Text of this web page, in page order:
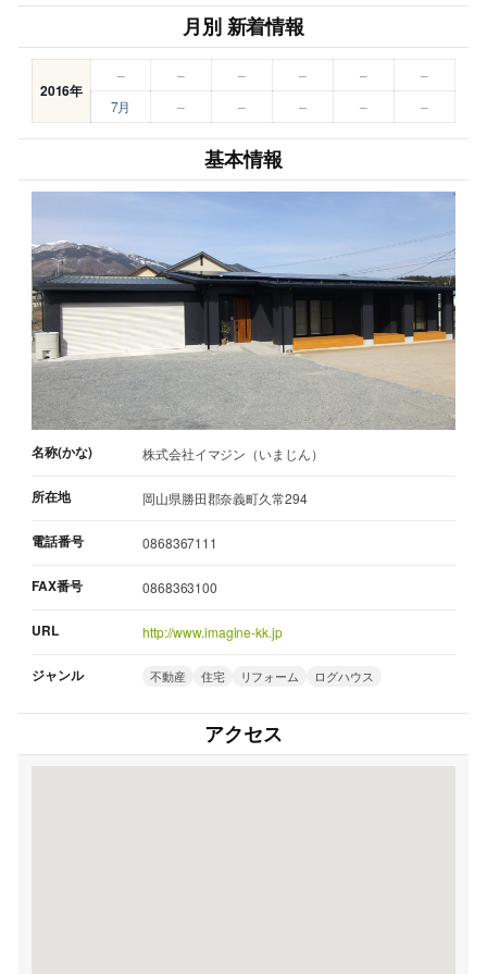
月別 新着情報
2016年
– – – – –
–
7月
– – – – –
基本情報
名称(かな) 株式会社イマジン（いまじん）
所在地 岡山県勝田郡奈義町久常294
電話番号 0868367111
FAX番号 0868363100
URL http://www.imagine-kk.jp
ジャンル 不動産 住宅 リフォーム ログハウス
アクセス